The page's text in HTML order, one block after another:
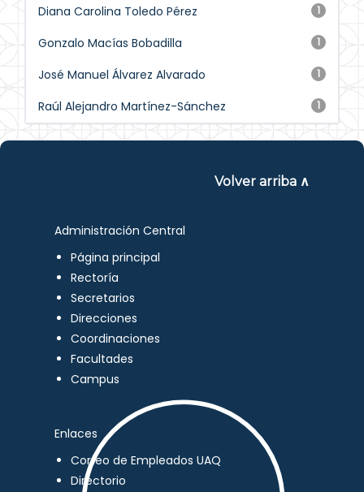
1
Diana Carolina Toledo Pérez
1
Gonzalo Macías Bobadilla
1
José Manuel Álvarez Alvarado
1
Raúl Alejandro Martínez-Sánchez
Volver arriba ∧
Administración Central
Página principal
Rectoría
Secretarios
Direcciones
Coordinaciones
Facultades
Campus
Enlaces
Correo de Empleados UAQ
Directorio